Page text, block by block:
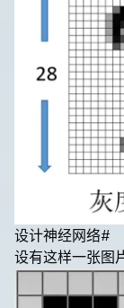
设计神经网络#
设有这样一张图